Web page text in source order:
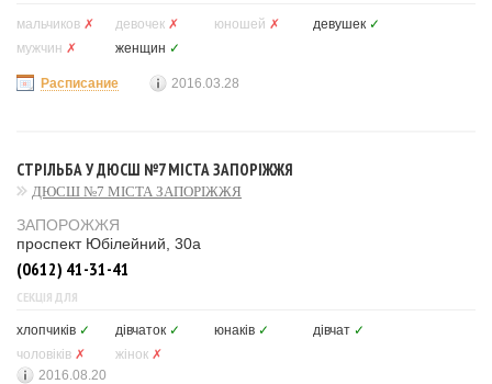
мальчиков ✗ девочек ✗ юношей ✗ девушек ✓
мужчин ✗ женщин ✓
Расписание 2016.03.28
СТРІЛЬБА У ДЮСШ №7 МІСТА ЗАПОРІЖЖЯ
ДЮСШ №7 МІСТА ЗАПОРІЖЖЯ
ЗАПОРОЖЖЯ
проспект Юбілейний, 30а
(0612) 41-31-41
СЕКЦІЯ ДЛЯ
хлопчиків ✓ дівчаток ✓ юнаків ✓ дівчат ✓
чоловіків ✗ жінок ✗
2016.08.20